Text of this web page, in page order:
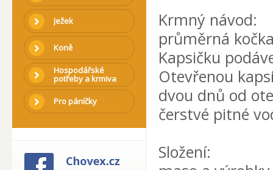
Ježek
Koně
Hospodářské
potřeby a krmiva
Pro páníčky
Krmný návod:
průměrná
Kapsičku
Otevřenou
dvou dnů od
čerstvé pitné
Složení: